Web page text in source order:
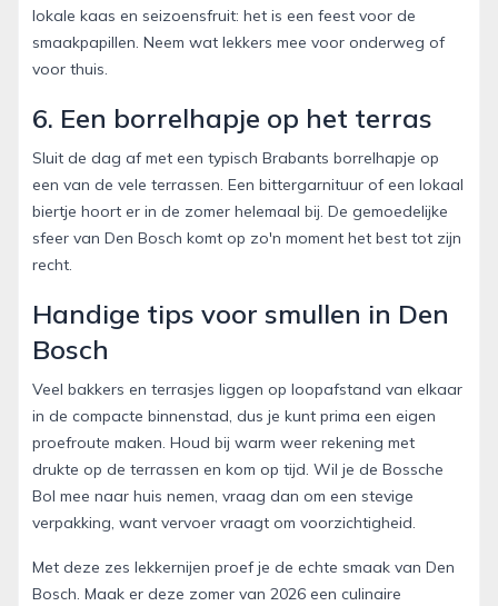
lokale kaas en seizoensfruit: het is een feest voor de
smaakpapillen. Neem wat lekkers mee voor onderweg of
voor thuis.
6. Een borrelhapje op het terras
Sluit de dag af met een typisch Brabants borrelhapje op
een van de vele terrassen. Een bittergarnituur of een lokaal
biertje hoort er in de zomer helemaal bij. De gemoedelijke
sfeer van Den Bosch komt op zo'n moment het best tot zijn
recht.
Handige tips voor smullen in Den
Bosch
Veel bakkers en terrasjes liggen op loopafstand van elkaar
in de compacte binnenstad, dus je kunt prima een eigen
proefroute maken. Houd bij warm weer rekening met
drukte op de terrassen en kom op tijd. Wil je de Bossche
Bol mee naar huis nemen, vraag dan om een stevige
verpakking, want vervoer vraagt om voorzichtigheid.
Met deze zes lekkernijen proef je de echte smaak van Den
Bosch. Maak er deze zomer van 2026 een culinaire